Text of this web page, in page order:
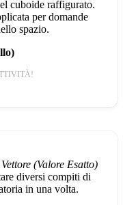
cuboide raffigurato.
per domande
spazio.
Vettore (Valore Esatto)
diversi compiti di
in una volta.